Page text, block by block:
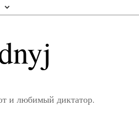
и любимый диктатор.